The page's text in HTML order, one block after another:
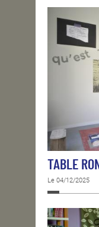
TABLE
Le 04/12/2025